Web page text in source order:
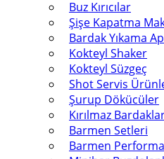
Buz Kırıcılar
Şişe Kapatma
Bardak Yıkama
Kokteyl Shaker
Kokteyl Süzgeç
Shot Servis
Şurup Dökücüler
Kırılmaz
Barmen Setleri
Barmen